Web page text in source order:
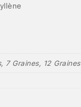
7 Graines, 12 Graines